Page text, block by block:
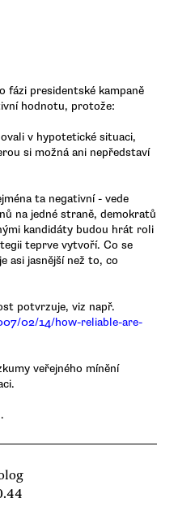
fázi presidentské kampaně
hodnotu, protože:
v hypotetické situaci,
si možná ani nepředstaví
ta negativní - vede
na jedné straně, demokratů
kandidáty budou hrát roli
teprve vytvoří. Co se
asi jasnější než to, co
potvrzuje, viz např.
02/14/how-reliable-are-
veřejného mínění